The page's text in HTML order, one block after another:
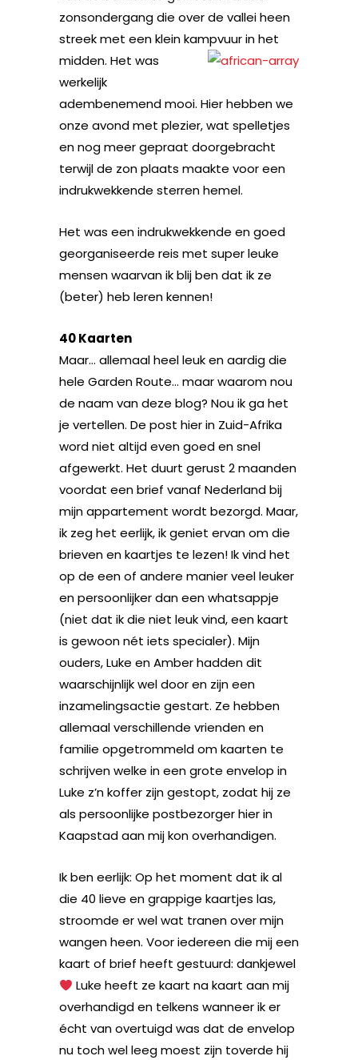
zonsondergang die over de vallei heen
streek met een klein kampvuur in het
midden. Het was
werkelijk
adembenemend mooi. Hier hebben we
onze avond met plezier, wat spelletjes
en nog meer gepraat doorgebracht
terwijl de zon plaats maakte voor een
indrukwekkende sterren hemel.
Het was een indrukwekkende en goed
georganiseerde reis met super leuke
mensen waarvan ik blij ben dat ik ze
(beter) heb leren kennen!
40 Kaarten
Maar… allemaal heel leuk en aardig die
hele Garden Route… maar waarom nou
de naam van deze blog? Nou ik ga het
je vertellen. De post hier in Zuid-Afrika
word niet altijd even goed en snel
afgewerkt. Het duurt gerust 2 maanden
voordat een brief vanaf Nederland bij
mijn appartement wordt bezorgd. Maar,
ik zeg het eerlijk, ik geniet ervan om die
brieven en kaartjes te lezen! Ik vind het
op de een of andere manier veel leuker
en persoonlijker dan een whatsappje
(niet dat ik die niet leuk vind, een kaart
is gewoon nét iets specialer). Mijn
ouders, Luke en Amber hadden dit
waarschijnlijk wel door en zijn een
inzamelingsactie gestart. Ze hebben
allemaal verschillende vrienden en
familie opgetrommeld om kaarten te
schrijven welke in een grote envelop in
Luke z’n koffer zijn gestopt, zodat hij ze
als persoonlijke postbezorger hier in
Kaapstad aan mij kon overhandigen.
Ik ben eerlijk: Op het moment dat ik al
die 40 lieve en grappige kaartjes las,
stroomde er wel wat tranen over mijn
wangen heen. Voor iedereen die mij een
kaart of brief heeft gestuurd: dankjewel
Luke heeft ze kaart na kaart aan mij
overhandigd en telkens wanneer ik er
écht van overtuigd was dat de envelop
nu toch wel leeg moest zijn toverde hij